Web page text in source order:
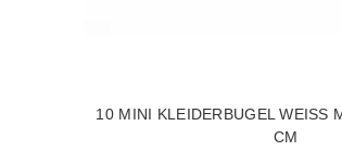
10 MINI KLEIDERBUGEL WEISS
CM